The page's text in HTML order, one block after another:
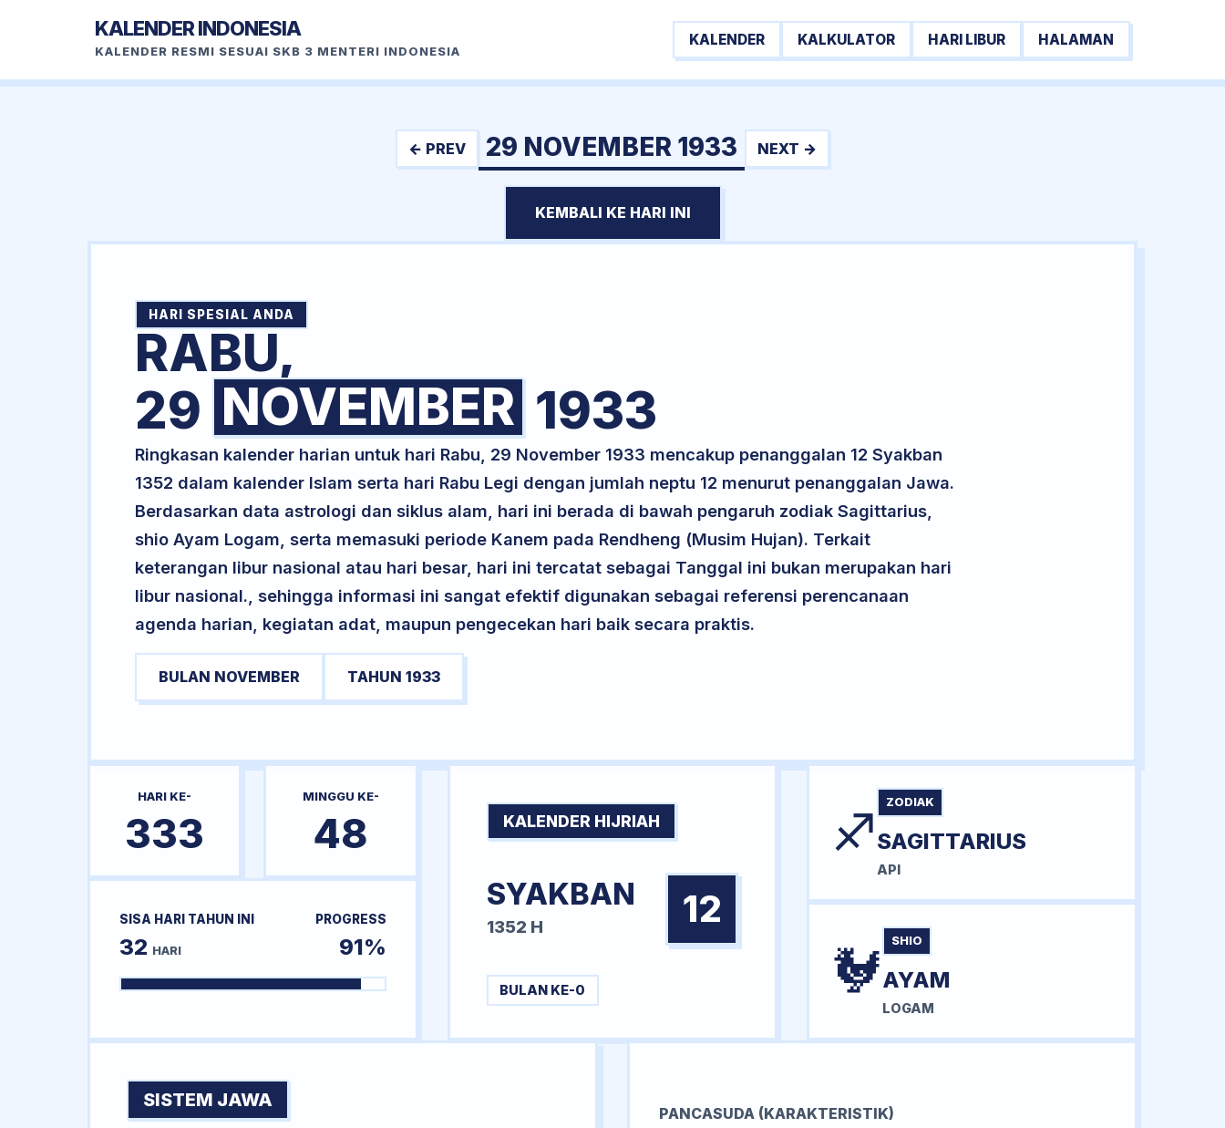
KALENDER INDONESIA
KALENDER RESMI SESUAI SKB 3 MENTERI INDONESIA
KALENDER KALKULATOR HARI LIBUR HALAMAN
← PREV 29 NOVEMBER 1933 NEXT →
KEMBALI KE HARI INI
HARI SPESIAL ANDA
RABU,
29 NOVEMBER 1933
Ringkasan kalender harian untuk hari Rabu, 29 November 1933 mencakup penanggalan 12 Syakban
1352 dalam kalender Islam serta hari Rabu Legi dengan jumlah neptu 12 menurut penanggalan Jawa.
Berdasarkan data astrologi dan siklus alam, hari ini berada di bawah pengaruh zodiak Sagittarius,
shio Ayam Logam, serta memasuki periode Kanem pada Rendheng (Musim Hujan). Terkait
keterangan libur nasional atau hari besar, hari ini tercatat sebagai Tanggal ini bukan merupakan hari
libur nasional., sehingga informasi ini sangat efektif digunakan sebagai referensi perencanaan
agenda harian, kegiatan adat, maupun pengecekan hari baik secara praktis.
BULAN NOVEMBER TAHUN 1933
HARI KE-
333
MINGGU KE-
48
SISA HARI TAHUN INI
32 HARI
PROGRESS
91%
KALENDER HIJRIAH
SYAKBAN
1352 H 12
BULAN KE-0
♐ ZODIAK
SAGITTARIUS
API
🐓 SHIO
AYAM
LOGAM
SISTEM JAWA
PANCASUDA (KARAKTERISTIK)